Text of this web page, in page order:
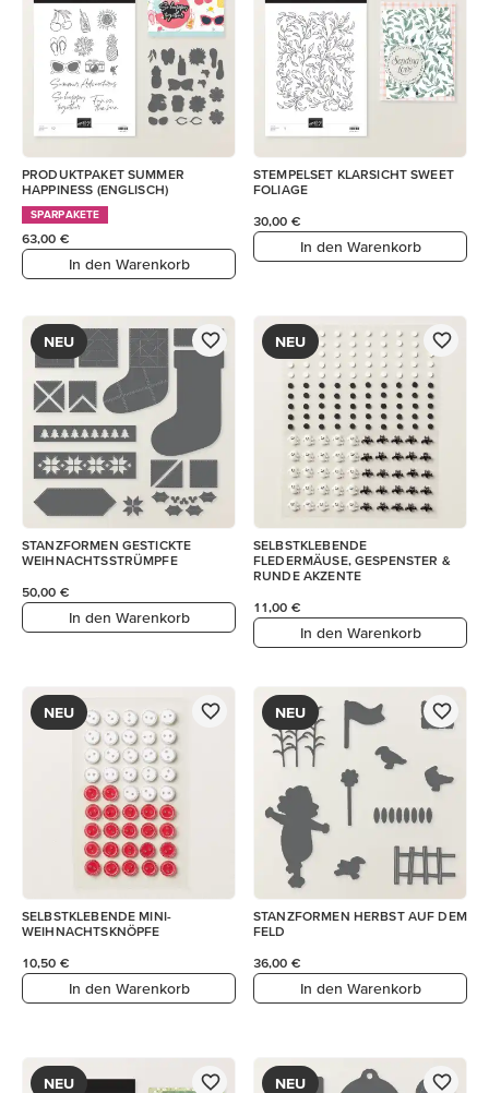
PRODUKTPAKET SUMMER
HAPPINESS (ENGLISCH)
SPARPAKETE
63,00 €
In den Warenkorb
STEMPELSET KLARSICHT SWEET
FOLIAGE
30,00 €
In den Warenkorb
NEU
STANZFORMEN GESTICKTE
WEIHNACHTSSTRÜMPFE
50,00 €
In den Warenkorb
NEU
SELBSTKLEBENDE
FLEDERMÄUSE, GESPENSTER &
RUNDE AKZENTE
11,00 €
In den Warenkorb
NEU
SELBSTKLEBENDE MINI-
WEIHNACHTSKNÖPFE
10,50 €
In den Warenkorb
NEU
STANZFORMEN HERBST AUF DEM
FELD
36,00 €
In den Warenkorb
NEU NEU